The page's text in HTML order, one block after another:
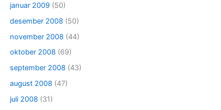
januar 2009 (50)
desember 2008 (50)
november 2008 (44)
oktober 2008 (69)
september 2008 (43)
august 2008 (47)
juli 2008 (31)